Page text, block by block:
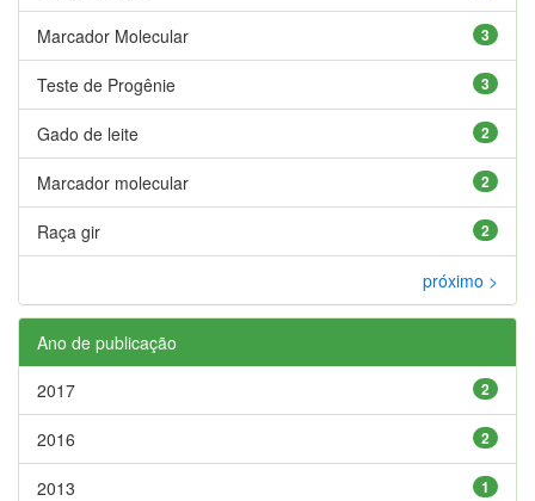
3
Marcador Molecular
3
Teste de Progênie
2
Gado de leite
2
Marcador molecular
2
Raça gir
próximo >
Ano de publicação
2
2017
2
2016
1
2013